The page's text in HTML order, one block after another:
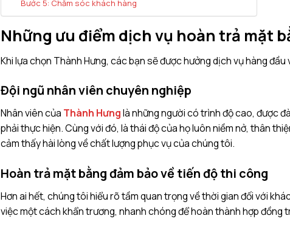
Bước 5: Chăm sóc khách hàng
Những ưu điểm dịch vụ hoàn trả mặt
Khi lựa chọn Thành Hưng, các bạn sẽ được hưởng dịch vụ hàng đầu
Đội ngũ nhân viên chuyên nghiệp
Nhân viên của Thành Hưnglà những người có trình độ cao, được
phải thực hiện. Cùng với đó, là thái độ của họ luôn niềm nở, thân
cảm thấy hài lòng về chất lượng phục vụ của chúng tôi.
Hoàn trả mặt bằng đảm bảo về tiến độ thi công
Hơn ai hết, chúng tôi hiểu rõ tầm quan trọng về thời gian đối với
việc một cách khẩn trương, nhanh chóng để hoàn thành hợp đồng